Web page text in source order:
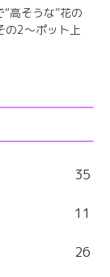
高そうな”花の
の2～ポット上
35
11
26